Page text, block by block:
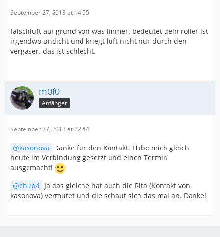
September 27, 2013 at 14:55
falschluft auf grund von was immer. bedeutet dein roller ist
irgendwo undicht und kriegt luft nicht nur durch den
vergaser. das ist schlecht.
m0f0
Anfänger
September 27, 2013 at 22:44
kasonova Danke für den Kontakt. Habe mich gleich
heute im Verbindung gesetzt und einen Termin
ausgemacht!
chup4 Ja das gleiche hat auch die Rita (Kontakt von
kasonova) vermutet und die schaut sich das mal an. Danke!